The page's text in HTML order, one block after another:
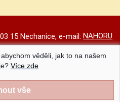
NAHORU
15 Nechanice, e-mail:
web|Nastavení cookies
systému CMS-OBCE | Vyrobil
věděli, jak to na našem
Více zde